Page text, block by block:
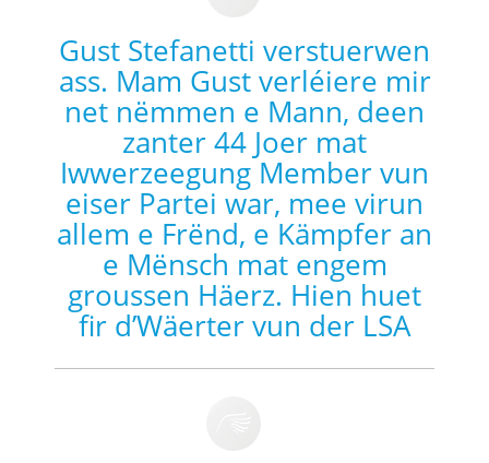
Gust Stefanetti verstuerwen
ass. Mam Gust verléiere mir
net nëmmen e Mann, deen
zanter 44 Joer mat
Iwwerzeegung Member vun
eiser Partei war, mee virun
allem e Frënd, e Kämpfer an
e Mënsch mat engem
groussen Häerz. Hien huet
fir d’Wäerter vun der LSA